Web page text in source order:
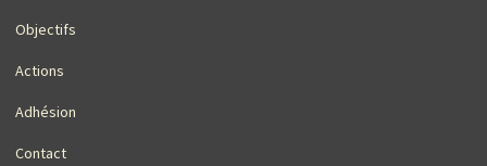
Objectifs
Actions
Adhésion
Contact